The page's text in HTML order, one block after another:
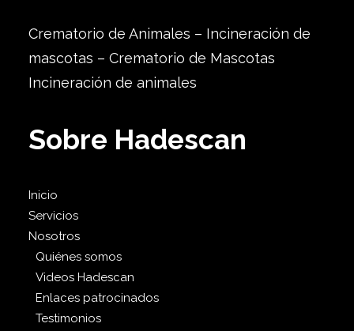
Crematorio de Animales – Incineración de
mascotas – Crematorio de Mascotas
Incineración de animales
Sobre Hadescan
Inicio
Servicios
Nosotros
Quiénes somos
Videos Hadescan
Enlaces patrocinados
Testimonios